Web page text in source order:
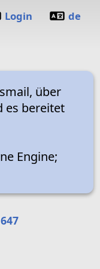
Login de
über
es bereitet
Engine;